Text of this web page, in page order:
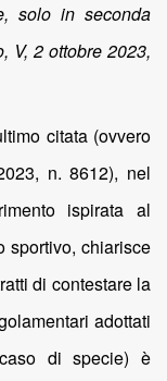
solo in seconda
V, 2 ottobre 2023,
citata (ovvero
n. 8612), nel
ispirata al
sportivo, chiarisce
di contestare la
adottati
di specie) è